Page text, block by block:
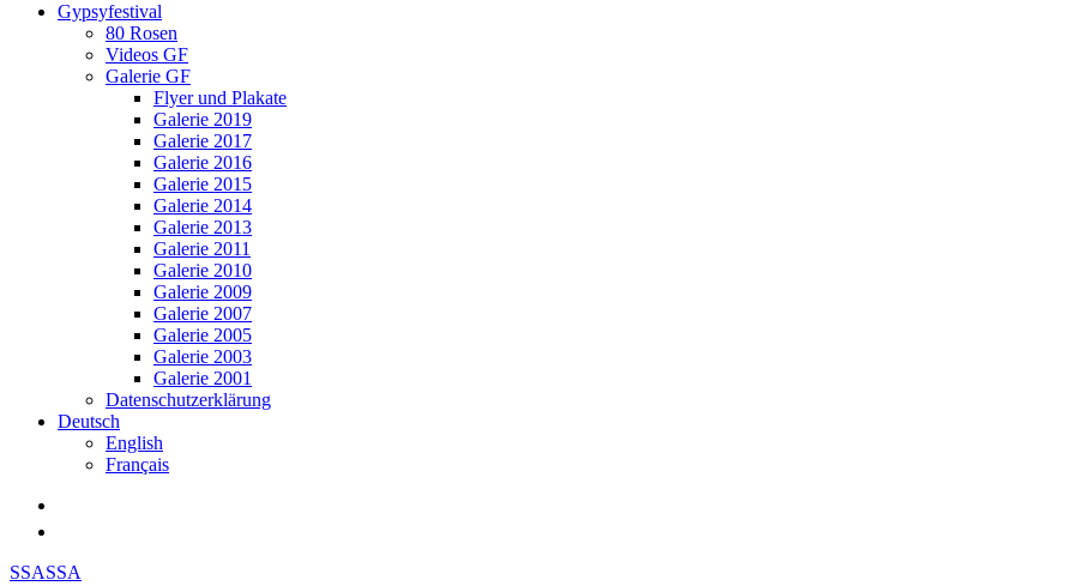
Gypsyfestival
80 Rosen
Videos GF
Galerie GF
Flyer und Plakate
Galerie 2019
Galerie 2017
Galerie 2016
Galerie 2015
Galerie 2014
Galerie 2013
Galerie 2011
Galerie 2010
Galerie 2009
Galerie 2007
Galerie 2005
Galerie 2003
Galerie 2001
Datenschutzerklärung
Deutsch
English
Français
SSASSA